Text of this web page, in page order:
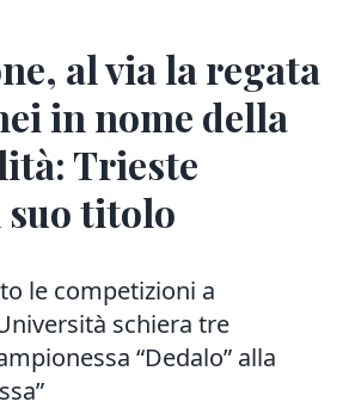
al via la regata
in nome della
Trieste
titolo
le competizioni a
schiera tre
“Dedalo” alla